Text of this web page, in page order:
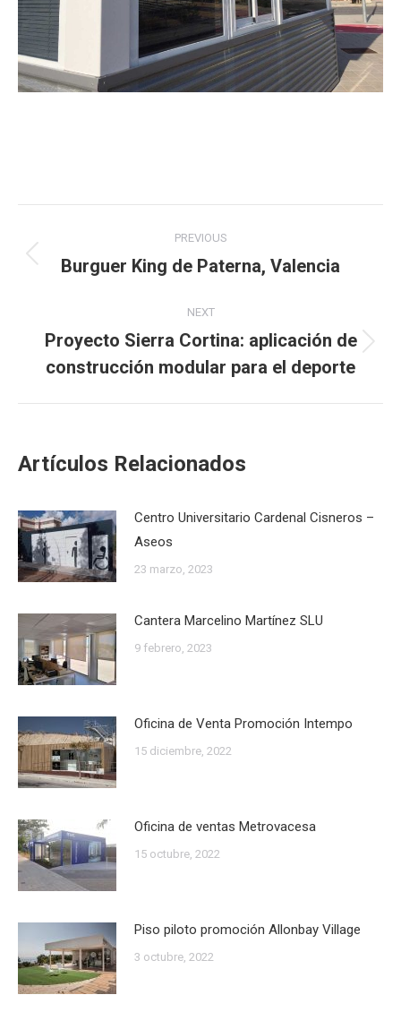
navigation
PREVIOUS
Previous
Burguer King de Paterna, Valencia
NEXT
Next
post:
Proyecto Sierra Cortina: aplicación de
construcción modular para el deporte
Artículos Relacionados
Centro Universitario Cardenal Cisneros –
Aseos
23 marzo, 2023
Cantera Marcelino Martínez SLU
9 febrero, 2023
Oficina de Venta Promoción Intempo
15 diciembre, 2022
Oficina de ventas Metrovacesa
15 octubre, 2022
Piso piloto promoción Allonbay Village
3 octubre, 2022